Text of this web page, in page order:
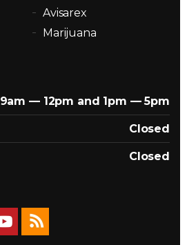
Avisarex
Marijuana
9am — 12pm and 1pm — 5pm
Closed
Closed